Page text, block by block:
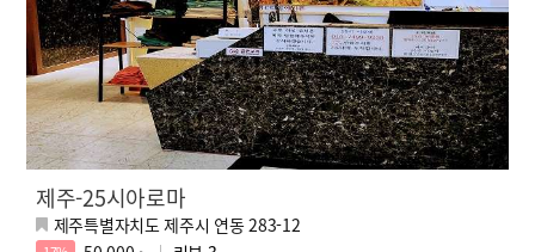
제주-25시아로마
제주특별자치도 제주시 연동 283-12